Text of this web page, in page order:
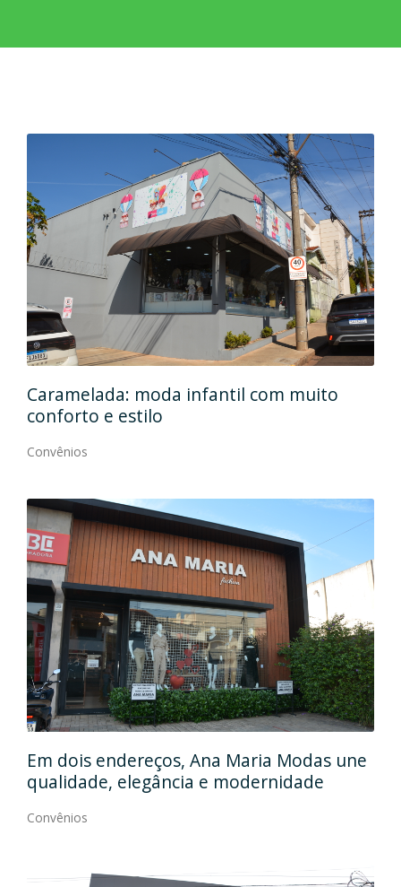
Caramelada: moda infantil com muito
conforto e estilo
Convênios
Em dois endereços, Ana Maria Modas une
qualidade, elegância e modernidade
Convênios